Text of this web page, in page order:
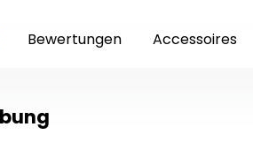
Bewertungen Accessoires